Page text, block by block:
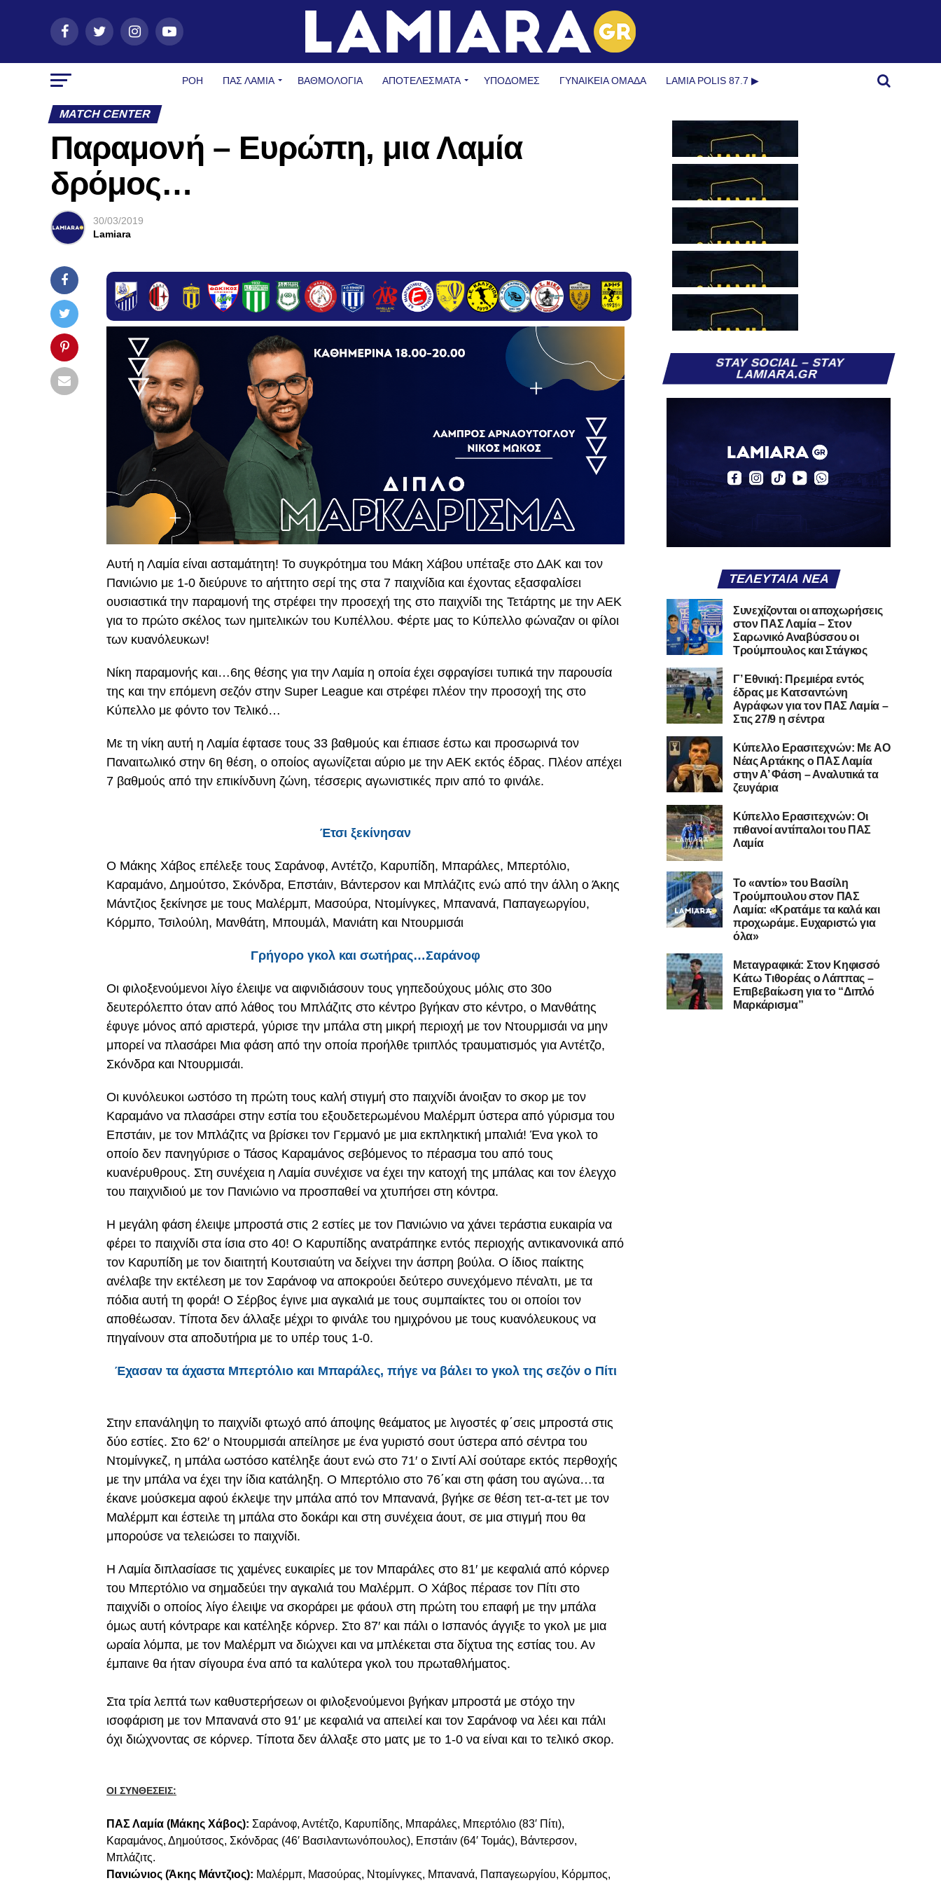
ΡΟΗ ΠΑΣ ΛΑΜΊΑ ΒΑΘΜΟΛΟΓΙΑ ΑΠΟΤΕΛΕΣΜΑΤΑ ΥΠΟΔΟΜΈΣ ΓΥΝΑΙΚΕΊΑ ΟΜΆΔΑ LAMIA POLIS 87.7 ▶︎
MATCH CENTER
Παραμονή – Ευρώπη, μια Λαμία
δρόμος…
30/03/2019
Lamiara
Αυτή η Λαμία είναι ασταμάτητη! Το συγκρότημα του Μάκη Χάβου υπέταξε στο ΔΑΚ και τον
Πανιώνιο με 1-0 διεύρυνε το αήττητο σερί της στα 7 παιχνίδια και έχοντας εξασφαλίσει
ουσιαστικά την παραμονή της στρέφει την προσεχή της στο παιχνίδι της Τετάρτης με την ΑΕΚ
για το πρώτο σκέλος των ημιτελικών του Κυπέλλου. Φέρτε μας το Κύπελλο φώναζαν οι φίλοι
των κυανόλευκων!
Νίκη παραμονής και…6ης θέσης για την Λαμία η οποία έχει σφραγίσει τυπικά την παρουσία
της και την επόμενη σεζόν στην Super League και στρέφει πλέον την προσοχή της στο
Κύπελλο με φόντο τον Τελικό…
Με τη νίκη αυτή η Λαμία έφτασε τους 33 βαθμούς και έπιασε έστω και προσωρινά τον
Παναιτωλικό στην 6η θέση, ο οποίος αγωνίζεται αύριο με την ΑΕΚ εκτός έδρας. Πλέον απέχει
7 βαθμούς από την επικίνδυνη ζώνη, τέσσερις αγωνιστικές πριν από το φινάλε.
Έτσι ξεκίνησαν
Ο Μάκης Χάβος επέλεξε τους Σαράνοφ, Αντέτζο, Καρυπίδη, Μπαράλες, Μπερτόλιο,
Καραμάνο, Δημούτσο, Σκόνδρα, Επστάιν, Βάντερσον και Μπλάζιτς ενώ από την άλλη ο Άκης
Μάντζιος ξεκίνησε με τους Μαλέρμπ, Μασούρα, Ντομίνγκες, Μπανανά, Παπαγεωργίου,
Κόρμπο, Τσιλούλη, Μανθάτη, Μπουμάλ, Μανιάτη και Ντουρμισάι
Γρήγορο γκολ και σωτήρας…Σαράνοφ
Οι φιλοξενούμενοι λίγο έλειψε να αιφνιδιάσουν τους γηπεδούχους μόλις στο 30ο
δευτερόλεπτο όταν από λάθος του Μπλάζιτς στο κέντρο βγήκαν στο κέντρο, ο Μανθάτης
έφυγε μόνος από αριστερά, γύρισε την μπάλα στη μικρή περιοχή με τον Ντουρμισάι να μην
μπορεί να πλασάρει Μια φάση από την οποία προήλθε τριιπλός τραυματισμός για Αντέτζο,
Σκόνδρα και Ντουρμισάι.
Οι κυνόλευκοι ωστόσο τη πρώτη τους καλή στιγμή στο παιχνίδι άνοιξαν το σκορ με τον
Καραμάνο να πλασάρει στην εστία του εξουδετερωμένου Μαλέρμπ ύστερα από γύρισμα του
Επστάιν, με τον Μπλάζιτς να βρίσκει τον Γερμανό με μια εκπληκτική μπαλιά! Ένα γκολ το
οποίο δεν πανηγύρισε ο Τάσος Καραμάνος σεβόμενος το πέρασμα του από τους
κυανέρυθρους. Στη συνέχεια η Λαμία συνέχισε να έχει την κατοχή της μπάλας και τον έλεγχο
του παιχνιδιού με τον Πανιώνιο να προσπαθεί να χτυπήσει στη κόντρα.
Η μεγάλη φάση έλειψε μπροστά στις 2 εστίες με τον Πανιώνιο να χάνει τεράστια ευκαιρία να
φέρει το παιχνίδι στα ίσια στο 40! Ο Καρυπίδης ανατράπηκε εντός περιοχής αντικανονικά από
τον Καρυπίδη με τον διαιτητή Κουτσιαύτη να δείχνει την άσπρη βούλα. Ο ίδιος παίκτης
ανέλαβε την εκτέλεση με τον Σαράνοφ να αποκρούει δεύτερο συνεχόμενο πέναλτι, με τα
πόδια αυτή τη φορά! Ο Σέρβος έγινε μια αγκαλιά με τους συμπαίκτες του οι οποίοι τον
αποθέωσαν. Τίποτα δεν άλλαξε μέχρι το φινάλε του ημιχρόνου με τους κυανόλευκους να
πηγαίνουν στα αποδυτήρια με το υπέρ τους 1-0.
Έχασαν τα άχαστα Μπερτόλιο και Μπαράλες, πήγε να βάλει το γκολ της σεζόν ο Πίτι
Στην επανάληψη το παιχνίδι φτωχό από άποψης θεάματος με λιγοστές φ΄σεις μπροστά στις
δύο εστίες. Στο 62′ ο Ντουρμισάι απείλησε με ένα γυριστό σουτ ύστερα από σέντρα του
Ντομίνγκεζ, η μπάλα ωστόσο κατέληξε άουτ ενώ στο 71′ ο Σιντί Αλί σούταρε εκτός περθοχής
με την μπάλα να έχει την ίδια κατάληξη. Ο Μπερτόλιο στο 76΄και στη φάση του αγώνα…τα
έκανε μούσκεμα αφού έκλεψε την μπάλα από τον Μπανανά, βγήκε σε θέση τετ-α-τετ με τον
Μαλέρμπ και έστειλε τη μπάλα στο δοκάρι και στη συνέχεια άουτ, σε μια στιγμή που θα
μπορούσε να τελειώσει το παιχνίδι.
Η Λαμία διπλασίασε τις χαμένες ευκαιρίες με τον Μπαράλες στο 81′ με κεφαλιά από κόρνερ
του Μπερτόλιο να σημαδεύει την αγκαλιά του Μαλέρμπ. Ο Χάβος πέρασε τον Πίτι στο
παιχνίδι ο οποίος λίγο έλειψε να σκοράρει με φάουλ στη πρώτη του επαφή με την μπάλα
όμως αυτή κόντραρε και κατέληξε κόρνερ. Στο 87′ και πάλι ο Ισπανός άγγιξε το γκολ με μια
ωραία λόμπα, με τον Μαλέρμπ να διώχνει και να μπλέκεται στα δίχτυα της εστίας του. Αν
έμπαινε θα ήταν σίγουρα ένα από τα καλύτερα γκολ του πρωταθλήματος.
Στα τρία λεπτά των καθυστερήσεων οι φιλοξενούμενοι βγήκαν μπροστά με στόχο την
ισοφάριση με τον Μπανανά στο 91′ με κεφαλιά να απειλεί και τον Σαράνοφ να λέει και πάλι
όχι διώχνοντας σε κόρνερ. Τίποτα δεν άλλαξε στο ματς με το 1-0 να είναι και το τελικό σκορ.
OI ΣΥΝΘΕΣΕΙΣ:
ΠΑΣ Λαμία (Μάκης Χάβος): Σαράνοφ, Αντέτζο, Καρυπίδης, Μπαράλες, Μπερτόλιο (83′ Πίτι),
Καραμάνος, Δημούτσος, Σκόνδρας (46′ Βασιλαντωνόπουλος), Επστάιν (64′ Τομάς), Βάντερσον,
Μπλάζιτς.
Πανιώνιος (Άκης Μάντζιος): Μαλέρμπ, Μασούρας, Ντομίνγκες, Μπανανά, Παπαγεωργίου, Κόρμπος,
STAY SOCIAL – STAY
LAMIARA.GR
ΤΕΛΕΥΤΑΊΑ ΝΈΑ
Συνεχίζονται οι αποχωρήσεις
στον ΠΑΣ Λαμία – Στον
Σαρωνικό Αναβύσσου οι
Τρούμπουλος και Στάγκος
Γ’ Εθνική: Πρεμιέρα εντός
έδρας με Κατσαντώνη
Αγράφων για τον ΠΑΣ Λαμία –
Στις 27/9 η σέντρα
Kύπελλο Ερασιτεχνών: Με AO
Nέας Αρτάκης ο ΠΑΣ Λαμία
στην Α’ Φάση – Αναλυτικά τα
ζευγάρια
Κύπελλο Ερασιτεχνών: Οι
πιθανοί αντίπαλοι του ΠΑΣ
Λαμία
Το «αντίο» του Βασίλη
Τρούμπουλου στον ΠΑΣ
Λαμία: «Κρατάμε τα καλά και
προχωράμε. Ευχαριστώ για
όλα»
Μεταγραφικά: Στον Κηφισσό
Κάτω Τιθορέας ο Λάππας –
Επιβεβαίωση για το “Διπλό
Μαρκάρισμα”